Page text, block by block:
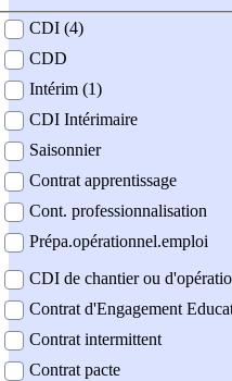
contrat
CDI (4)
CDD
Intérim (1)
CDI Intérimaire
Saisonnier
Contrat apprentissage
Cont. professionnalisation
Prépa.opérationnel.emploi
CDI de chantier ou
Contrat d'Engagement
Contrat intermittent
Contrat pacte